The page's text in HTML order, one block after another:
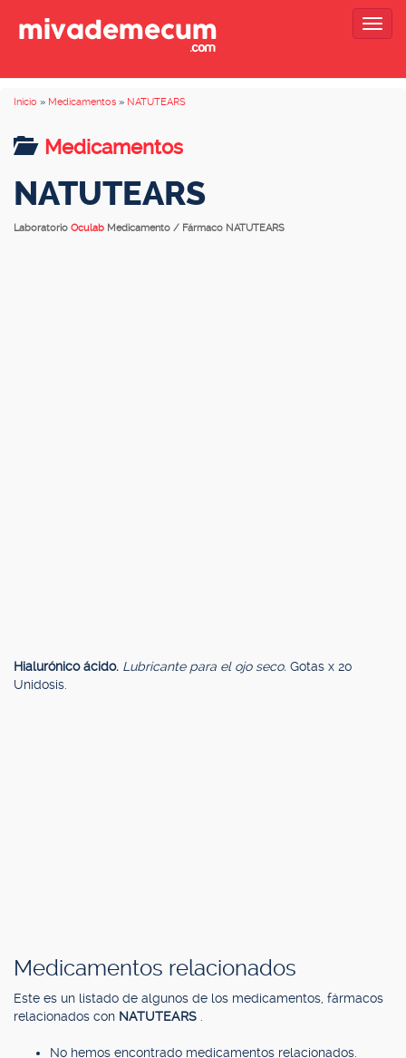
Inicio » Medicamentos » NATUTEARS
Medicamentos
NATUTEARS
Laboratorio Oculab Medicamento / Fármaco NATUTEARS
Hialurónico ácido. Lubricante para el ojo seco. Gotas x 20
Unidosis.
Medicamentos relacionados
Este es un listado de algunos de los medicamentos, fármacos
relacionados con NATUTEARS
No hemos encontrado medicamentos relacionados.